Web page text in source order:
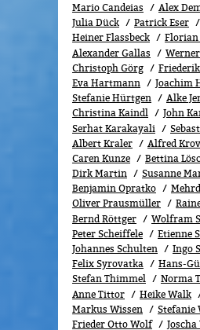
Mario Candeias
Alex
Julia Dück
Patrick Eser
Heiner Flassbeck
Alexander Gallas
Christoph Görg
Eva Hartmann
Joachim
Stefanie Hürtgen
Alke
Christina Kaindl
John
Serhat Karakayali
Albert Kraler
Alfred
Caren Kunze
Bettina
Dirk Martin
Susanne
Benjamin Opratko
Oliver Prausmüller
Bernd Röttger
Wolfram
Peter Scheiffele
Etienne
Johannes Schulten
Ingo
Felix Syrovatka
Hans-
Stefan Thimmel
Norma
Anne Tittor
Heike Walk
Markus Wissen
Stefanie
Frieder Otto Wolf